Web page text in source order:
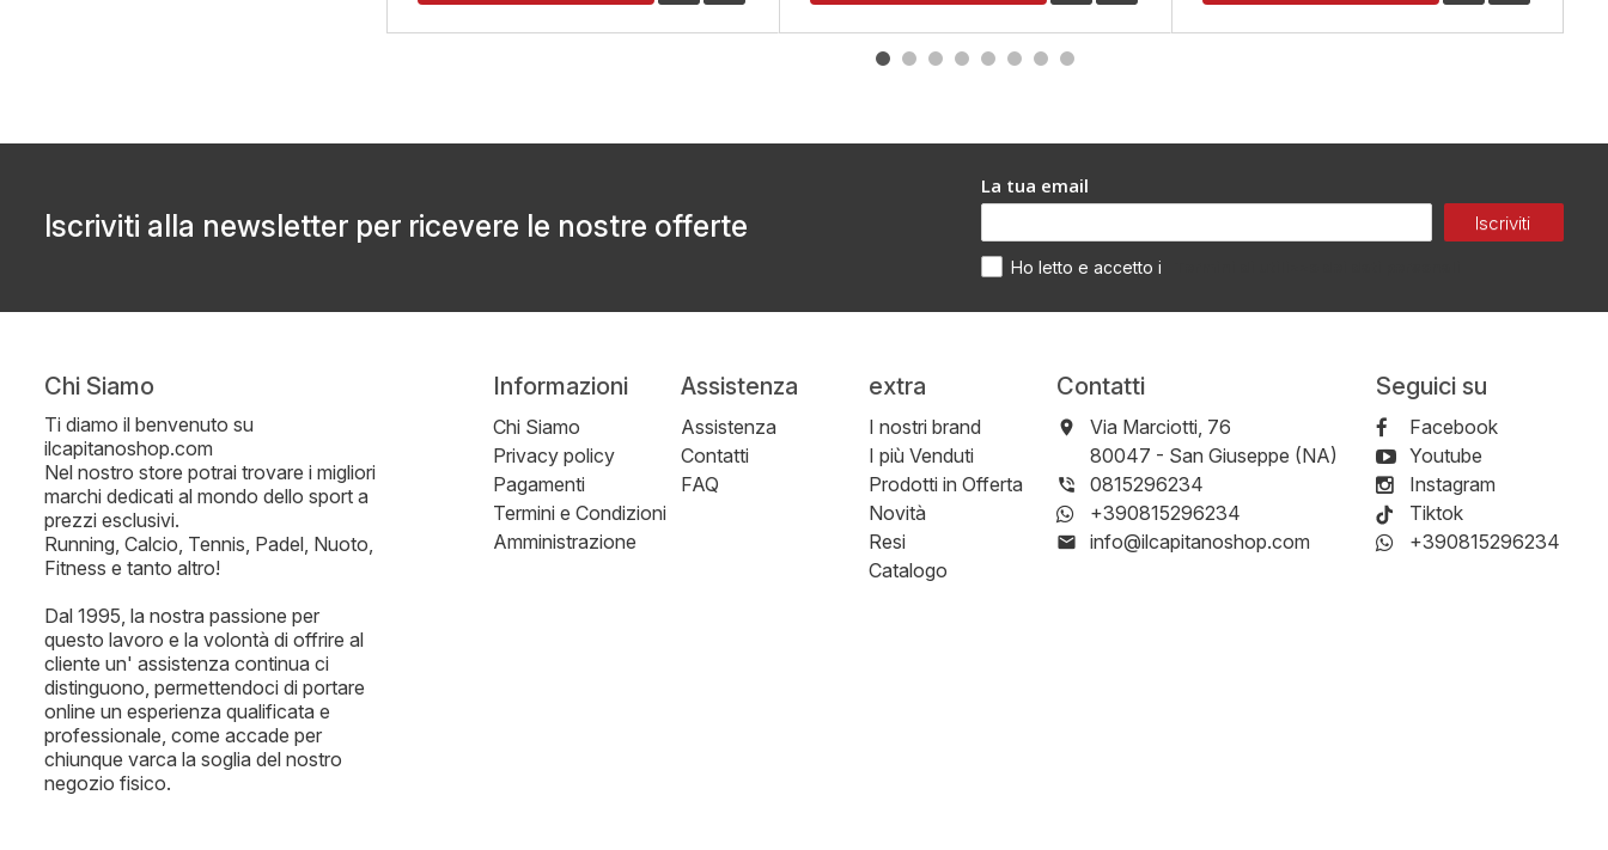
Iscriviti alla newsletter per ricevere le nostre offerte
La tua email
Iscriviti
Ho letto e accetto i
Chi Siamo
Ti diamo il benvenuto su
ilcapitanoshop.com
Nel nostro store potrai trovare i migliori
marchi dedicati al mondo dello sport a
prezzi esclusivi.
Running, Calcio, Tennis, Padel, Nuoto,
Fitness e tanto altro!
Dal 1995, la nostra passione per
questo lavoro e la volontà di offrire al
cliente un' assistenza continua ci
distinguono, permettendoci di portare
online un esperienza qualificata e
professionale, come accade per
chiunque varca la soglia del nostro
negozio fisico.
Informazioni
Chi Siamo
Privacy policy
Pagamenti
Termini e Condizioni
Amministrazione
Assistenza
Assistenza
Contatti
FAQ
extra
I nostri brand
I più Venduti
Prodotti in Offerta
Novità
Resi
Catalogo
Contatti
Via Marciotti, 76
-
80047 - San Giuseppe (NA)
0815296234
+390815296234
info@ilcapitanoshop.com
Seguici su
Facebook
Youtube
Instagram
Tiktok
+390815296234